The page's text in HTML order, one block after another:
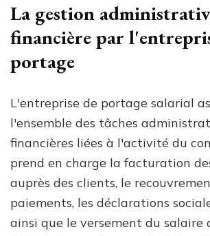
La gestion
financière par
portage
L'entreprise de portage salarial
l'ensemble des tâches
financières liées à l'activité du
prend en charge la facturation
auprès des clients, le
paiements, les déclarations
ainsi que le versement du salaire